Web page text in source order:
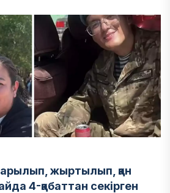
жыртылып, қан
4-қабаттан секірген